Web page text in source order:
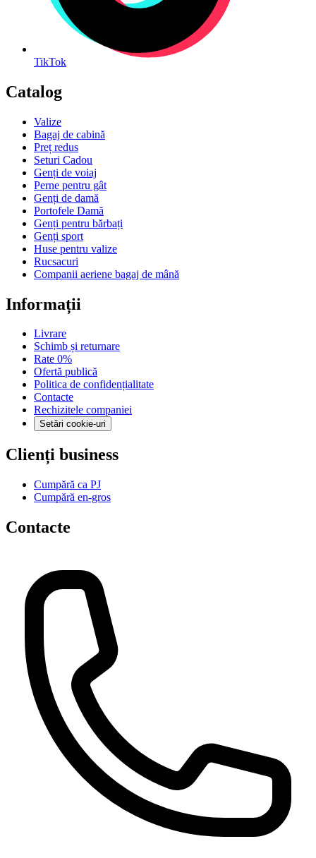
TikTok
Catalog
Valize
Bagaj de cabină
Preț redus
Seturi Cadou
Genți de voiaj
Perne pentru gât
Genți de damă
Portofele Damă
Genți pentru bărbați
Genți sport
Huse pentru valize
Rucsacuri
Companii aeriene bagaj de mână
Informații
Livrare
Schimb și returnare
Rate 0%
Ofertă publică
Politica de confidențialitate
Contacte
Rechizitele companiei
Setări cookie-uri
Clienți business
Cumpără ca PJ
Cumpără en-gros
Contacte